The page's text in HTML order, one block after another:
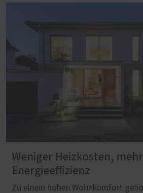
Weniger Heizkosten, mehr
Energieeffizienz
Zu einem hohen Wohnkomfort